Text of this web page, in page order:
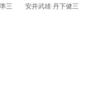
三 安井武雄 丹下健三